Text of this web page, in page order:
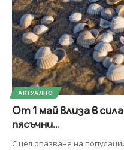
АКТУАЛНО
От 1 май влиза в
пясъчни...
С цел опазване на